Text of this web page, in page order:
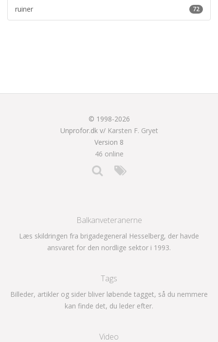
72
ruiner
© 1998-2026
Unprofor.dk v/ Karsten F. Gryet
Version 8
46 online
Balkanveteranerne
Læs skildringen fra brigadegeneral Hesselberg, der havde
ansvaret for den nordlige sektor i 1993.
Tags
Billeder, artikler og sider bliver løbende tagget, så du nemmere
kan finde det, du leder efter.
Video